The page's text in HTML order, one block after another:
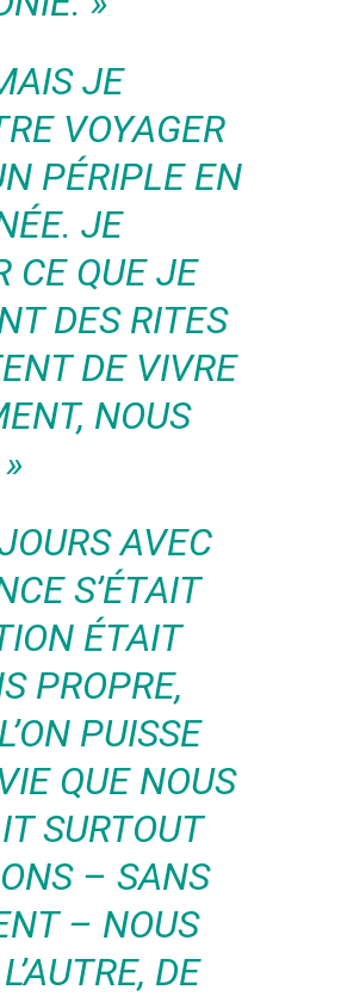
JE
VOYAGER
PÉRIPLE EN
JE
CE QUE JE
DES RITES
DE VIVRE
NOUS
AVEC
S’ÉTAIT
ÉTAIT
PROPRE,
PUISSE
QUE NOUS
SURTOUT
– SANS
– NOUS
DE